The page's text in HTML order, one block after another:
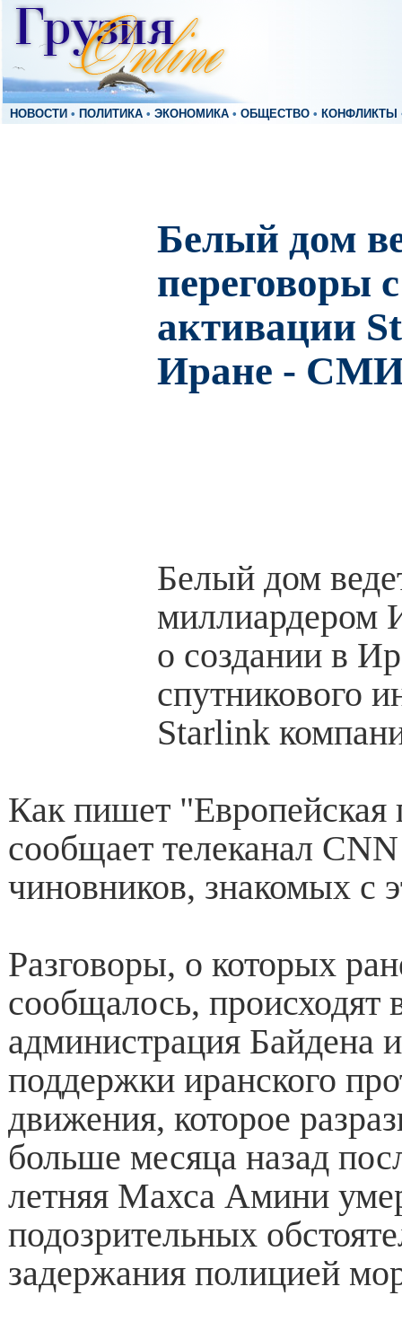
НОВОСТИ • ПОЛИТИКА • ЭКОНОМИКА • ОБЩЕСТВО • КОНФЛИКТЫ
Белый дом
переговоры
активации
Иране -
Белый дом
миллиардером
о создании в
спутникового
Starlink
Как пишет "Европейская
сообщает телеканал
чиновников, знакомых с
Разговоры, о которых
сообщалось, происходят
администрация Байдена
поддержки иранского
движения, которое
больше месяца назад
летняя Махса Амини
подозрительных
задержания полицией